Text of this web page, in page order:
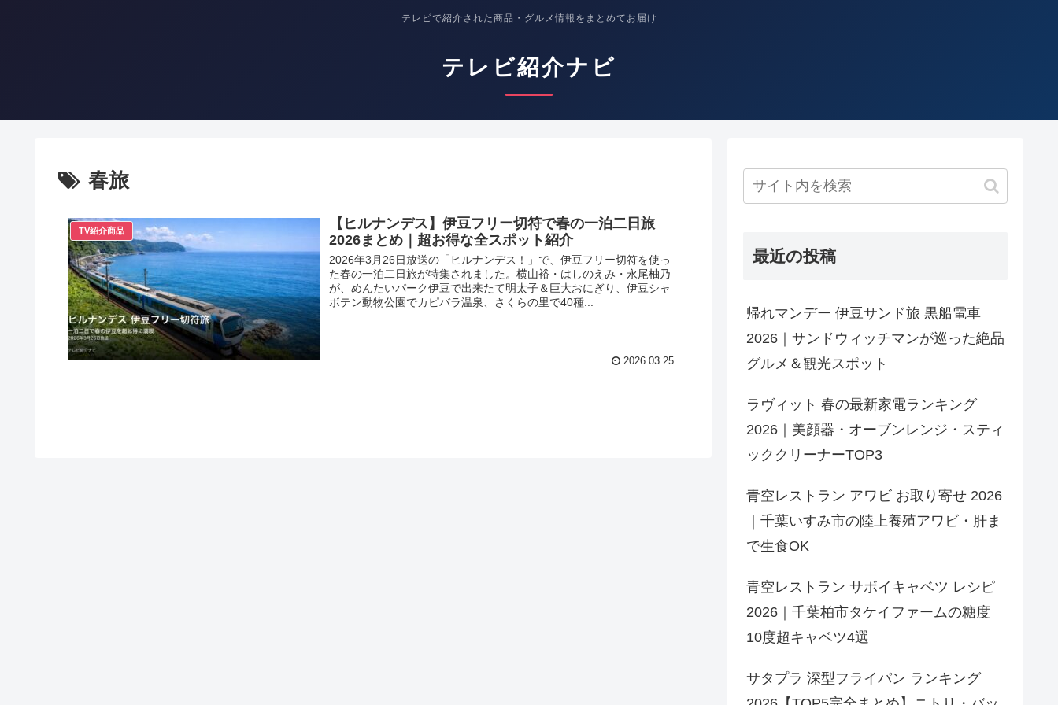
テレビで紹介された商品・グルメ情報をまとめてお届け
テレビ紹介ナビ
春旅
TV紹介商品
【ヒルナンデス】伊豆フリー切符で春の一泊二日旅
2026まとめ｜超お得な全スポット紹介
2026年3月26日放送の「ヒルナンデス！」で、伊豆フリー切符を使っ
た春の一泊二日旅が特集されました。横山裕・はしのえみ・永尾柚乃
が、めんたいパーク伊豆で出来たて明太子＆巨大おにぎり、伊豆シャ
ボテン動物公園でカピバラ温泉、さくらの里で40種...
2026.03.25
最近の投稿
帰れマンデー 伊豆サンド旅 黒船電車
2026｜サンドウィッチマンが巡った絶品
グルメ＆観光スポット
ラヴィット 春の最新家電ランキング
2026｜美顔器・オーブンレンジ・スティ
ッククリーナーTOP3
青空レストラン アワビ お取り寄せ 2026
｜千葉いすみ市の陸上養殖アワビ・肝ま
で生食OK
青空レストラン サボイキャベツ レシピ
2026｜千葉柏市タケイファームの糖度
10度超キャベツ4選
サタプラ 深型フライパン ランキング